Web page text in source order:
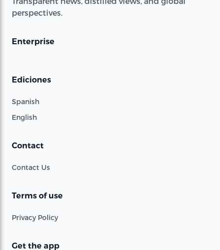
perspectives.
Enterprise
Ediciones
Spanish
English
Contact
Contact Us
Terms of use
Privacy Policy
Get the app